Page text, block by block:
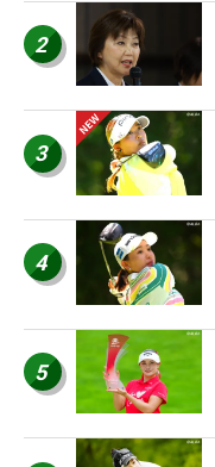
2
3
4
5